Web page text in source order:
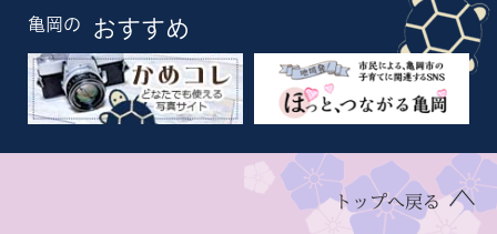
亀岡の おすすめ
トップへ戻る